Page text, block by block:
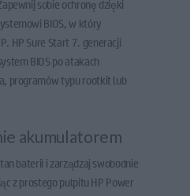
sobie ochronę dzięki
BIOS, w który
HP Sure Start 7. generacji
BIOS po atakach
programów typu rootkit lub
akumulatorem
baterii i zarządzaj swobodnie
z prostego pulpitu HP Power